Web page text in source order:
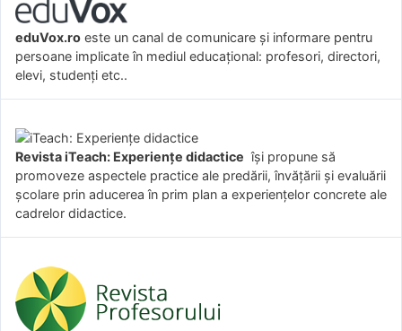
eduVox.ro este un canal de comunicare și informare pentru
persoane implicate în mediul educațional: profesori, directori,
elevi, studenți etc..
Revista iTeach: Experienţe didactice îşi propune să
promoveze aspectele practice ale predării, învăţării şi evaluării
şcolare prin aducerea în prim plan a experienţelor concrete ale
cadrelor didactice.